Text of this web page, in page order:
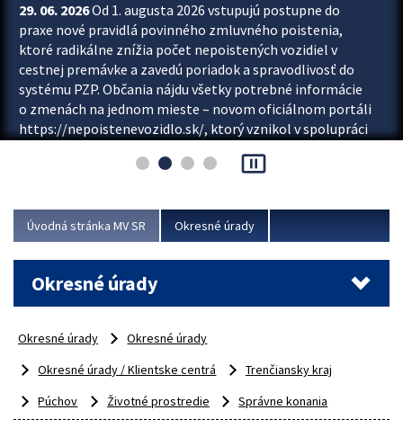
29. 06. 2026Od 1. augusta 2026 vstupujú postupne do
praxe nové pravidlá povinného zmluvného poistenia,
ktoré radikálne znížia počet nepoistených vozidiel v
cestnej premávke a zavedú poriadok a spravodlivosť do
systému PZP. Občania nájdu všetky potrebné informácie
o zmenách na jednom mieste – novom oficiálnom portáli
https://nepoistenevozidlo.sk/, ktorý vznikol v spolupráci
asociácie poisťovní (SLASPO) a Ministerstva vnútra SR.
Viac
pause_presentation
Úvodná stránka MV SR Okresné úrady
Okresné úrady
Okresné úrady
Okresné úrady
Okresné úrady / Klientske centrá
Trenčiansky kraj
Púchov
Životné prostredie Správne konania